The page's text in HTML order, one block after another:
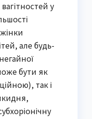
у
але будь-
бути як
так і